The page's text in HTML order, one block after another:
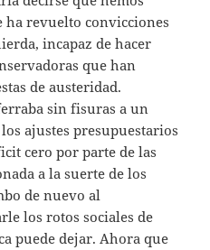
ha revuelto convicciones
incapaz de hacer
que han
de austeridad.
sin fisuras a un
ajustes presupuestarios
cero por parte de las
a la suerte de los
de nuevo al
los rotos sociales de
puede dejar. Ahora que